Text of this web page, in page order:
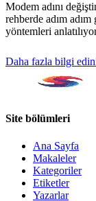
Modem adını
rehberde adım
yöntemleri
Daha fazla bilgi
Site bölümleri
Ana Sayfa
Makaleler
Kategoriler
Etiketler
Yazarlar